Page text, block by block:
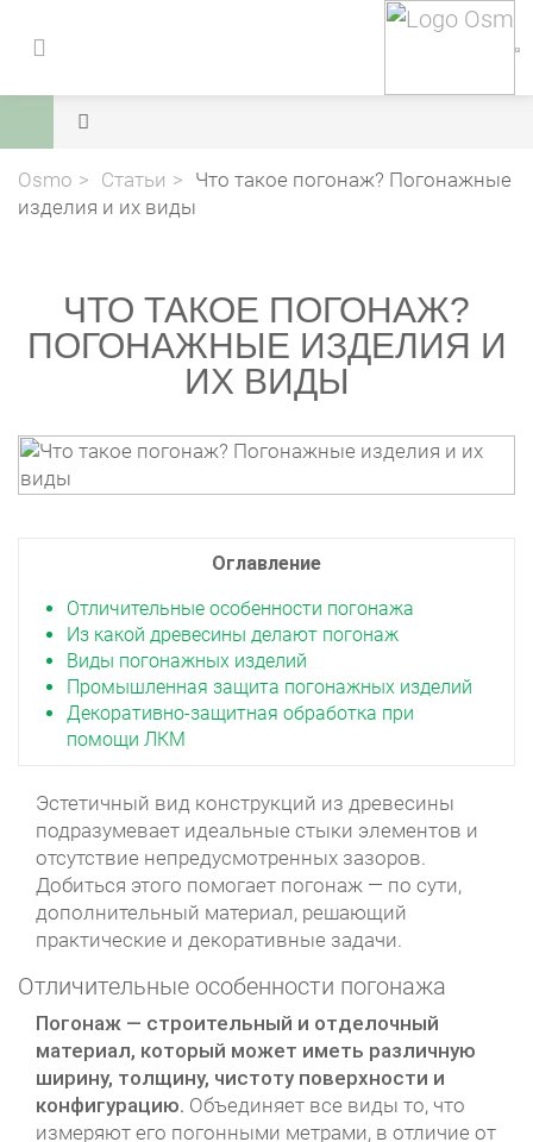
Osmo Статьи
Что такое погонаж? Погонажные
изделия и их виды
ЧТО ТАКОЕ ПОГОНАЖ?
ПОГОНАЖНЫЕ ИЗДЕЛИЯ И
ИХ ВИДЫ
Оглавление
Отличительные особенности погонажа
Из какой древесины делают погонаж
Виды погонажных изделий
Промышленная защита погонажных изделий
Декоративно-защитная обработка при
помощи ЛКМ
Эстетичный вид конструкций из древесины
подразумевает идеальные стыки элементов и
отсутствие непредусмотренных зазоров.
Добиться этого помогает погонаж — по сути,
дополнительный материал, решающий
практические и декоративные задачи.
Отличительные особенности погонажа
Погонаж — строительный и отделочный
материал, который может иметь различную
ширину, толщину, чистоту поверхности и
конфигурацию. Объединяет все виды то, что
измеряют его погонными метрами, в отличие от